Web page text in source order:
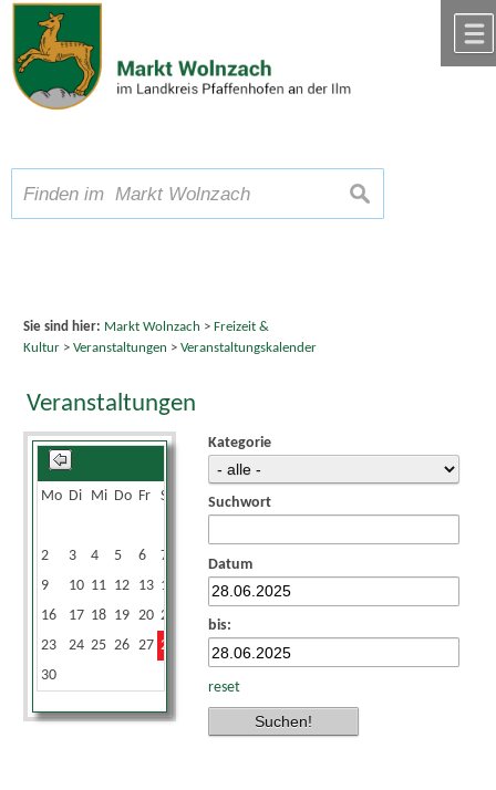
Zum Inhalt,zur Navigation
Schriftgröße A A A suchen
Sie sind hier: Markt Wolnzach > Freizeit &
Kultur> Veranstaltungen > Veranstaltungskalender
Veranstaltungen
Mo Di Mi Do Fr Sa
2
3 4 5 6 7
9
10 11 12 13 14
16
17 18 19 20 21
23
24 25 26 27 28
30
Kategorie
Suchwort
Datum
bis:
reset